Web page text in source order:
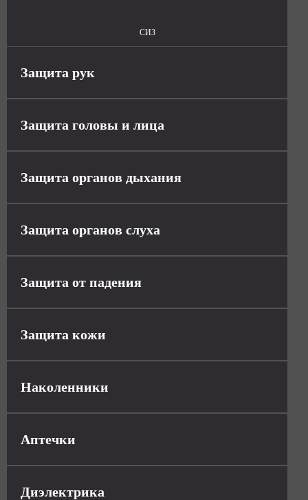
СИЗ
Защита рук
Защита головы и лица
Защита органов дыхания
Защита органов слуха
Защита от падения
Защита кожи
Наколенники
Аптечки
Диэлектрика